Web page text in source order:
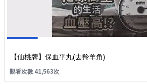
【仙桃牌】保血平丸(去羚羊角)
觀看次數 41,563次